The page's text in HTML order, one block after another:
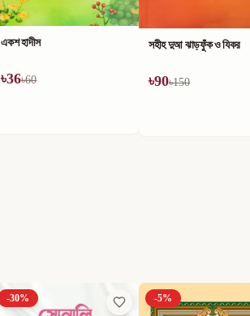
একশ হাদীস
৳36৳60
সহীহ দুআ ঝাড়ফুঁক ও যিকর
৳90৳150
-5% -50%